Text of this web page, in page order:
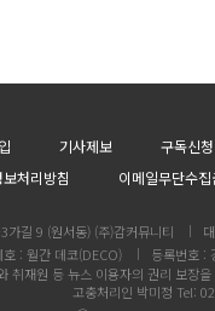
기사제보 구독신청
처리방침
이메일무단수집
가길 9 (원서동) (주)감커뮤니티
호 : 월간 데코(DECO) 등록번호 :
취재원 등 뉴스 이용자의 권리 보
고충처리인 박미정 Tel: